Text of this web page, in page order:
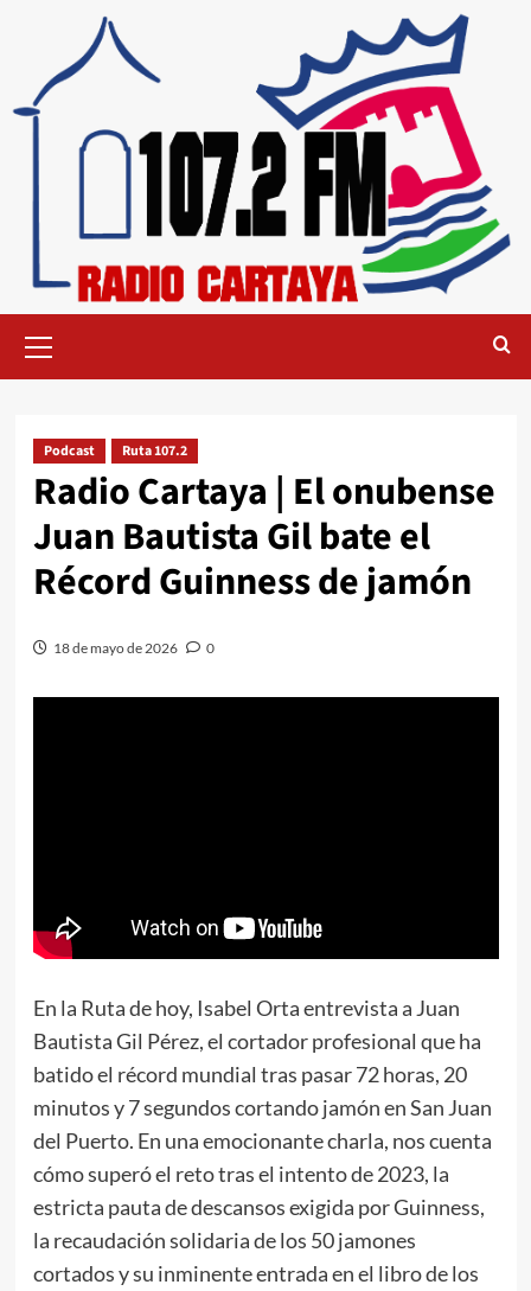
Podcast Ruta 107.2
Radio Cartaya | El onubense
Juan Bautista Gil bate el
Récord Guinness de jamón
18 de mayo de 2026 0
En la Ruta de hoy, Isabel Orta entrevista a Juan
Bautista Gil Pérez, el cortador profesional que ha
batido el récord mundial tras pasar 72 horas, 20
minutos y 7 segundos cortando jamón en San Juan
del Puerto. En una emocionante charla, nos cuenta
cómo superó el reto tras el intento de 2023, la
estricta pauta de descansos exigida por Guinness,
la recaudación solidaria de los 50 jamones
cortados y su inminente entrada en el libro de los